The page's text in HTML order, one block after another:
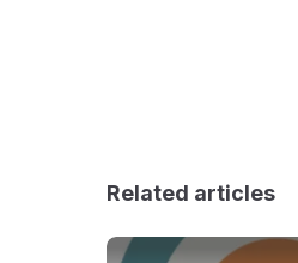
Related articles